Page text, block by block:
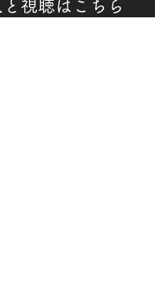
視聴はこちら